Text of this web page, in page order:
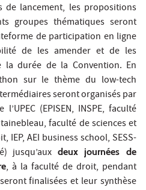
de lancement, les propositions
groupes thématiques seront
de participation en ligne
de les amender et de les
durée de la Convention. En
sur le thème du low-tech
seront organisés par
(EPISEN, INSPE, faculté
faculté de sciences et
AEI business school, SESS-
jusqu’aux deux journées de
, à la faculté de droit, pendant
finalisées et leur synthèse